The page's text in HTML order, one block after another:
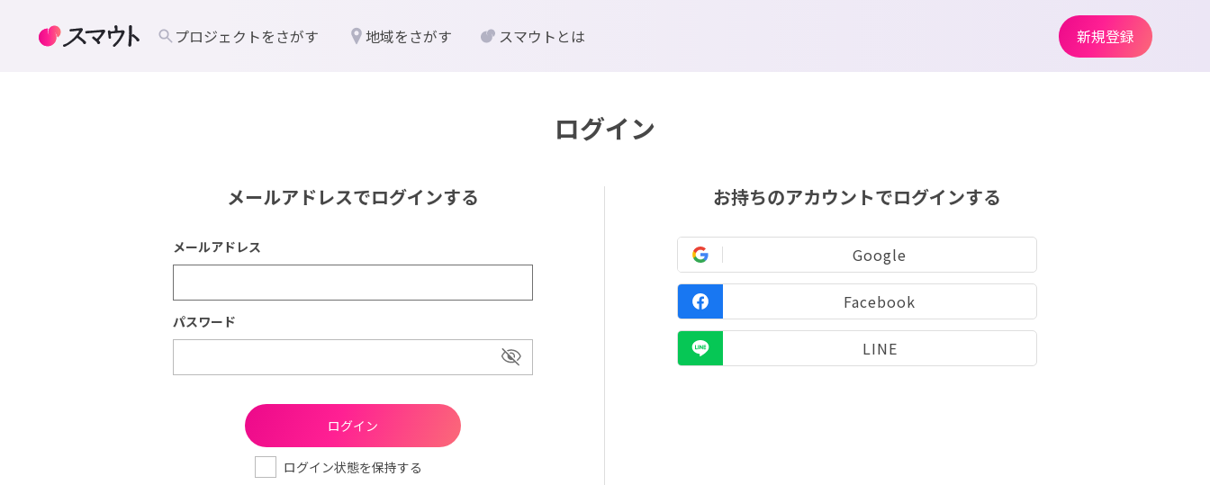
ログイン
メールアドレスでログインする
メールアドレス
パスワード
ログイン状態を保持する
お持ちのアカウントでログインする
Google
Facebook
LINE
プロジェクトをさがす 地域をさがす スマウトとは 新規登録